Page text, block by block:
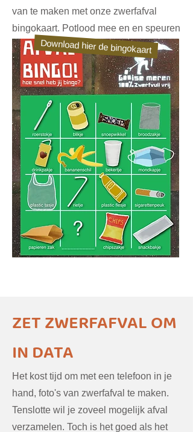
van te maken met onze zwerfafval
bingokaart. Potlood mee en en speuren
maar! Download hier de bingokaart
ZET ZWERFAFVAL OM
IN DATA
Het kost tijd om met een telefoon in je
hand, foto's van zwerfafval te maken.
Tenslotte wil je zoveel mogelijk afval
verzamelen. Toch is het goed als het